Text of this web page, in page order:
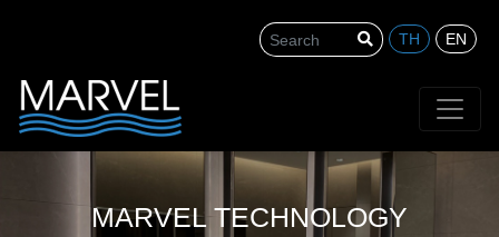
Search
TH EN
MARVEL TECHNOLOGY